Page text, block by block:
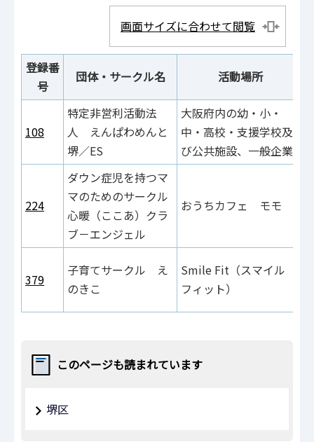
画面サイズに合わせて閲覧
登録番
号
団体・サークル名 活動場所
108
特定非営利活動法
人 えんぱわめんと
堺／ES
大阪府内の幼・小・
中・高校・支援学校及
び公共施設、一般企業
224
ダウン症児を持つマ
マのためのサークル
心暖（ここあ）クラ
ブ－エンジェル
おうちカフェ モモ
379
子育てサークル え
のきこ
Smile Fit（スマイル
フィット）
このページも読まれています
堺区